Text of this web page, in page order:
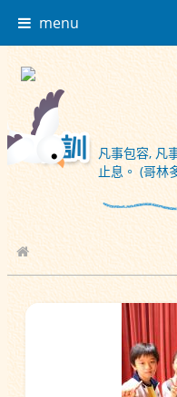
menu
凡事包容, 凡
止息。 (哥林
校園相簿